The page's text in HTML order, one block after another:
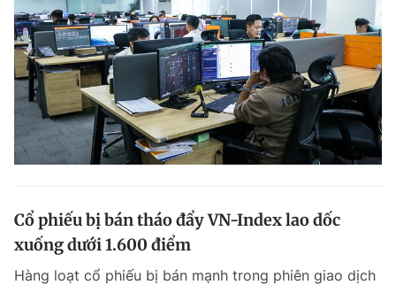
Cổ phiếu bị bán tháo đẩy VN-Index lao dốc
xuống dưới 1.600 điểm
Hàng loạt cổ phiếu bị bán mạnh trong phiên giao dịch